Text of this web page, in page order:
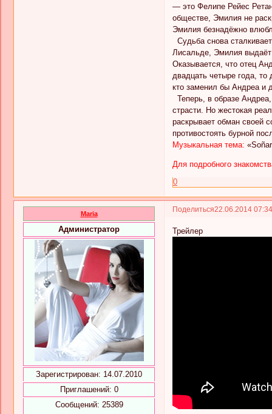
— это Фелипе Рейес
обществе, Эмилия не
Эмилия безнадёжно
Судьба снова
Лисальде, Эмилия выдаёт
Оказывается, что отец
двадцать четыре года, то
кто заменил бы Андреа и
Теперь, в образе
страсти. Но жестокая
раскрывает обман своей
противостоять бурной
Музыкальная тема:
Для подробного
0
Поделиться22.06.2014
Maria
Администратор
Зарегистрирован: 14.07.2010
Приглашений: 0
Сообщений: 25389
Трейлер